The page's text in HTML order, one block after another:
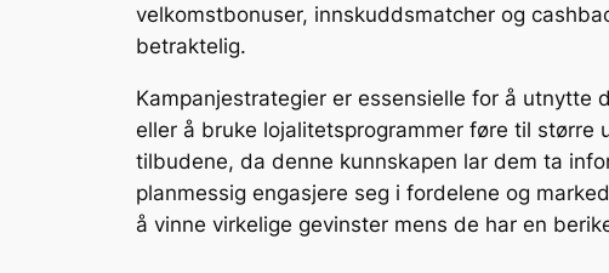
velkomstbonuser, innskuddsmatcher og
betraktelig.
Kampanjestrategier er essensielle for å utnytte
eller å bruke lojalitetsprogrammer føre til
tilbudene, da denne kunnskapen lar dem ta
planmessig engasjere seg i fordelene og
å vinne virkelige gevinster mens de har en